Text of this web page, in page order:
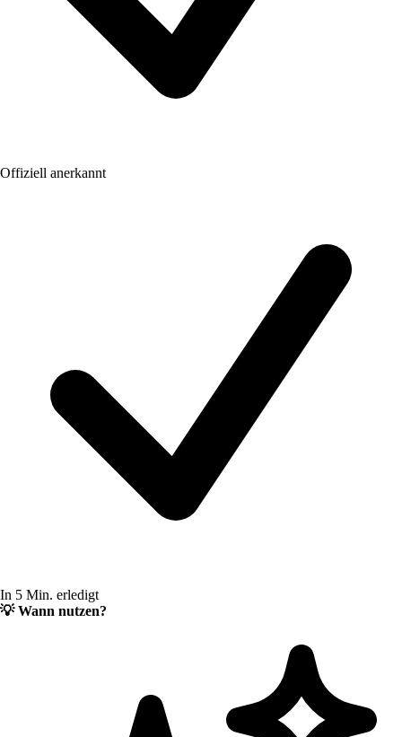
Offiziell anerkannt
In 5 Min. erledigt
💡Wann nutzen?